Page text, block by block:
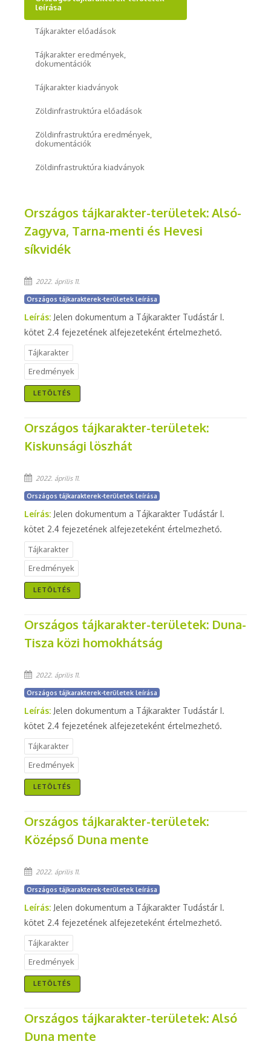
leírása
Tájkarakter előadások
Tájkarakter eredmények,
dokumentációk
Tájkarakter kiadványok
Zöldinfrastruktúra előadások
Zöldinfrastruktúra eredmények,
dokumentációk
Zöldinfrastruktúra kiadványok
Országos tájkarakter-területek: Alsó-
Zagyva, Tarna-menti és Hevesi
síkvidék
2022. április 11.
Országos tájkarakterek-területek leírása
Leírás: Jelen dokumentum a Tájkarakter Tudástár I.
kötet 2.4 fejezetének alfejezeteként értelmezhető.
Tájkarakter
Eredmények
LETÖLTÉS
Országos tájkarakter-területek:
Kiskunsági löszhát
2022. április 11.
Országos tájkarakterek-területek leírása
Leírás: Jelen dokumentum a Tájkarakter Tudástár I.
kötet 2.4 fejezetének alfejezeteként értelmezhető.
Tájkarakter
Eredmények
LETÖLTÉS
Országos tájkarakter-területek: Duna-
Tisza közi homokhátság
2022. április 11.
Országos tájkarakterek-területek leírása
Leírás: Jelen dokumentum a Tájkarakter Tudástár I.
kötet 2.4 fejezetének alfejezeteként értelmezhető.
Tájkarakter
Eredmények
LETÖLTÉS
Országos tájkarakter-területek:
Középső Duna mente
2022. április 11.
Országos tájkarakterek-területek leírása
Leírás: Jelen dokumentum a Tájkarakter Tudástár I.
kötet 2.4 fejezetének alfejezeteként értelmezhető.
Tájkarakter
Eredmények
LETÖLTÉS
Országos tájkarakter-területek: Alsó
Duna mente